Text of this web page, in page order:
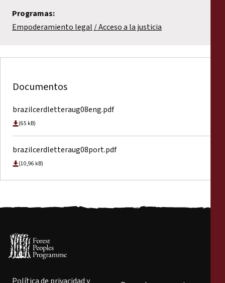
Informes anuales
Programas:
Empoderamiento legal Acceso a la justicia
Documentos
brazilcerdletteraug08eng.pdf
(65 kB)
brazilcerdletteraug08port.pdf
(10,96 kB)